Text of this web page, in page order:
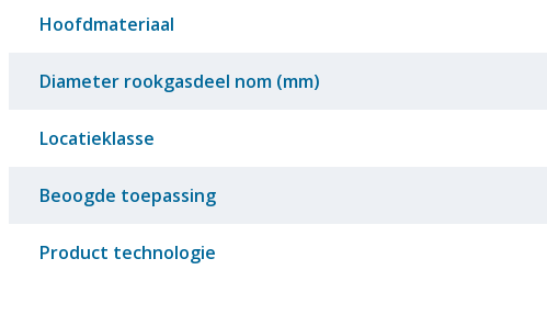
Hoofdmateriaal
Diameter rookgasdeel nom (mm)
Locatieklasse
Beoogde toepassing
Product technologie